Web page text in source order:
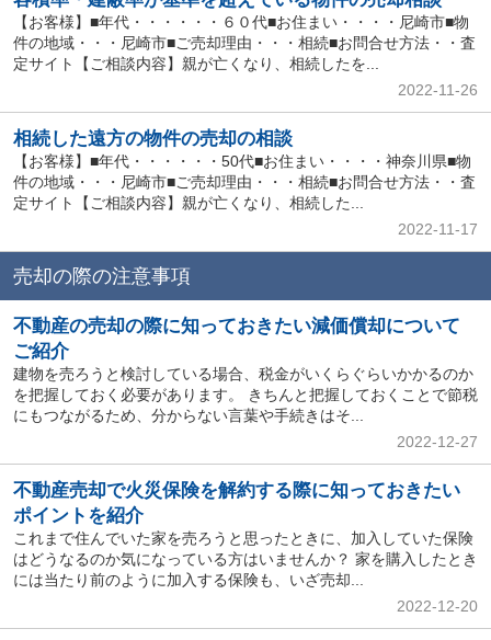
【お客様】■年代・・・・・・６０代■お住まい・・・・尼崎市■物
件の地域・・・尼崎市■ご売却理由・・・相続■お問合せ方法・・査
定サイト【ご相談内容】親が亡くなり、相続したを...
2022-11-26
相続した遠方の物件の売却の相談
【お客様】■年代・・・・・・50代■お住まい・・・・神奈川県■物
件の地域・・・尼崎市■ご売却理由・・・相続■お問合せ方法・・査
定サイト【ご相談内容】親が亡くなり、相続した...
2022-11-17
売却の際の注意事項
不動産の売却の際に知っておきたい減価償却について
ご紹介
建物を売ろうと検討している場合、税金がいくらぐらいかかるのか
を把握しておく必要があります。 きちんと把握しておくことで節税
にもつながるため、分からない言葉や手続きはそ...
2022-12-27
不動産売却で火災保険を解約する際に知っておきたい
ポイントを紹介
これまで住んでいた家を売ろうと思ったときに、加入していた保険
はどうなるのか気になっている方はいませんか？ 家を購入したとき
には当たり前のように加入する保険も、いざ売却...
2022-12-20